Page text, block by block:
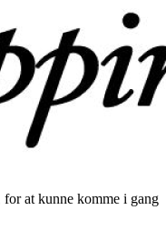
at kunne komme i gang